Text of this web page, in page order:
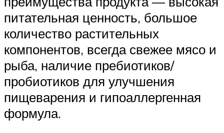
питательная ценность, большое
количество растительных
компонентов, всегда свежее мясо и
рыба, наличие пребиотиков/
пробиотиков для улучшения
пищеварения и гипоаллергенная
формула.